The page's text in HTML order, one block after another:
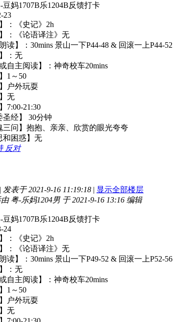
豆妈1707B乐1204B反馈打卡
23
：《史记》2h
：《论语译注》无
读】：30mins 景山一下P44-48 & 回滚一上P44-52
：无
自主阅读】：神奇校车20mins
1～50
户外玩耍
无
7:00-21:30
圣经】 30分钟
三问】抱抱、亲亲、欣赏的眼光夸夸
和困惑】无
反对
| 发表于 2021-9-16 11:19:18 | 显示全部楼层
粤-乐妈1204男 于 2021-9-16 13:16 编辑
豆妈1707B乐1204B反馈打卡
24
：《史记》2h
：《论语译注》无
读】：30mins 景山一下P49-52 & 回滚一上P52-56
：无
自主阅读】：神奇校车20mins
1～50
户外玩耍
无